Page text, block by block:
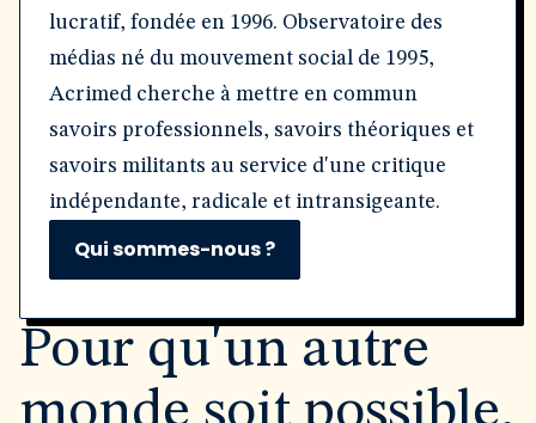
lucratif, fondée en 1996. Observatoire des
médias né du mouvement social de 1995,
Acrimed cherche à mettre en commun
savoirs professionnels, savoirs théoriques et
savoirs militants au service d'une critique
indépendante, radicale et intransigeante.
Qui sommes-nous ?
Pour qu'un autre